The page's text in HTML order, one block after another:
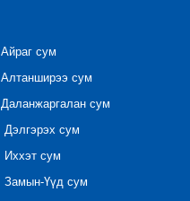
Айраг сум
Алтанширээ сум
Даланжаргалан сум
Дэлгэрэх сум
Иххэт сум
Замын-Үүд сум